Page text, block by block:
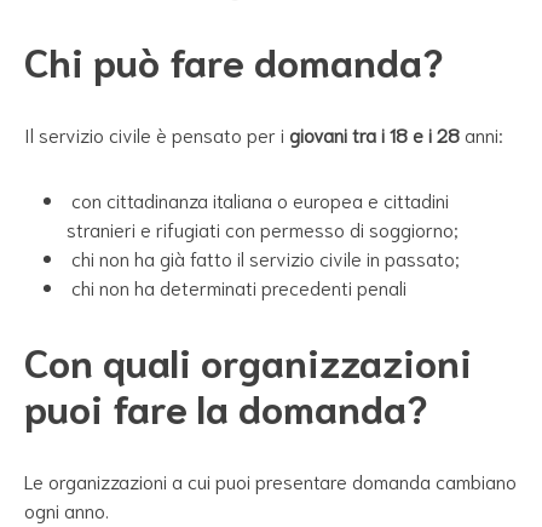
Chi può fare domanda?
Il servizio civile è pensato per i giovani tra i 18 e i 28 anni:
con cittadinanza italiana o europea e cittadini
stranieri e rifugiati con permesso di soggiorno;
chi non ha già fatto il servizio civile in passato;
chi non ha determinati precedenti penali
Con quali organizzazioni
puoi fare la domanda?
Le organizzazioni a cui puoi presentare domanda cambiano
ogni anno.